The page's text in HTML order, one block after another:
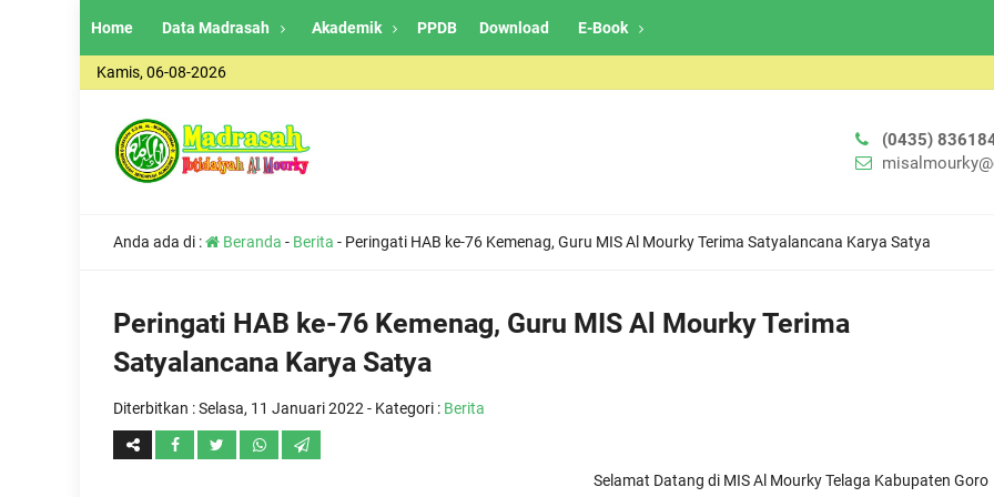
Home Data Madrasah Akademik PPDB Download E-Book
Kamis, 06-08-2026
(0435)
Anda ada di : Beranda - Berita - Peringati HAB ke-76 Kemenag, Guru MIS Al Mourky Terima Satyalancana Karya Satya
Peringati HAB ke-76 Kemenag, Guru MIS Al Mourky Terima
Satyalancana Karya Satya
Diterbitkan :Selasa, 11 Januari 2022 - Kategori : Berita
Selamat Datang di MIS Al Mourky Telaga Kabupaten